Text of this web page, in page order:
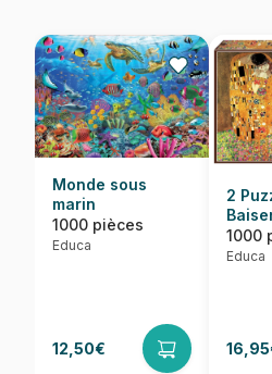
Monde sous
marin
1000 pièces
Educa
12,50€
2
Klimt
1000
Educa